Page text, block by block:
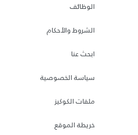
الوظائف
الشروط والأحكام
ابحث عنا
سياسة الخصوصية
ملفات الكوكيز
خريطة الموقع